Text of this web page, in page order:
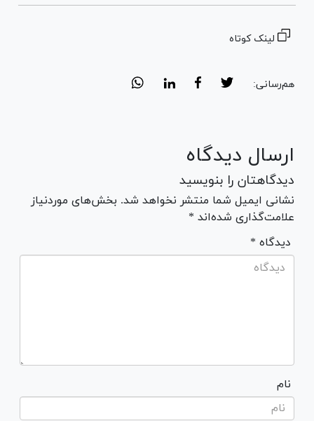
لینک کوتاه
هم‌رسانی:
ارسال دیدگاه
دیدگاهتان را بنویسید
نشانی ایمیل شما منتشر نخواهد شد. بخش‌های موردنیاز
علامت‌گذاری شده‌اند *
* دیدگاه
نام